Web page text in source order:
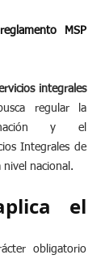
MSP
integrales
regular la
y el
Integrales de
nivel nacional.
el
obligatorio